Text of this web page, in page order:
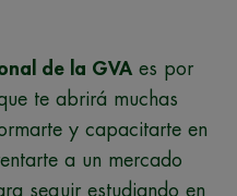
de la GVA es por
te abrirá muchas
y capacitarte en
a un mercado
seguir estudiando en